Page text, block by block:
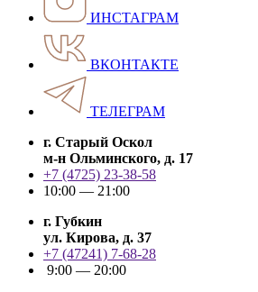
ИНСТАГРАМ
ВКОНТАКТЕ
ТЕЛЕГРАМ
г. Старый Оскол
м-н Ольминского, д. 17
+7 (4725) 23-38-58
10:00 — 21:00
г. Губкин
ул. Кирова, д. 37
+7 (47241) 7-68-28
9:00 — 20:00